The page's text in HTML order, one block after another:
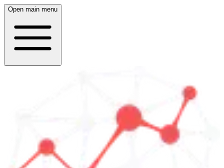
Open main menu